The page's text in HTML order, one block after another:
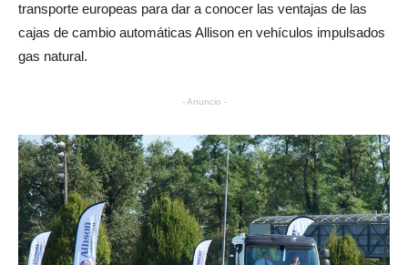
transporte europeas para dar a conocer las ventajas de las
cajas de cambio automáticas Allison en vehículos impulsados
gas natural.
- Anuncio -